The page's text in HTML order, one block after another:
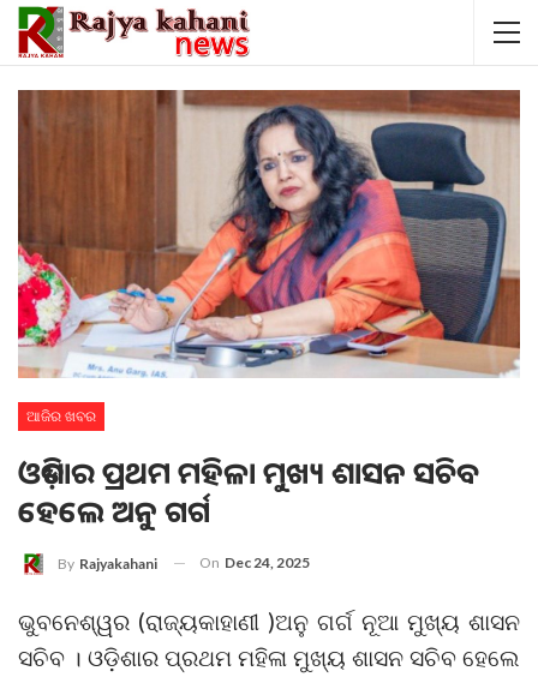
ଆଜିର ଖବର
ଓଡ଼ିଶାର ପ୍ରଥମ ମହିଳା ମୁଖ୍ୟ ଶାସନ ସଚିବ
ହେଲେ ଅନୁ ଗର୍ଗ
By Rajyakahani On Dec 24, 2025
ଭୁବନେଶ୍ୱର (ରାଜ୍ୟକାହାଣୀ )ଅନୁ ଗର୍ଗ ନୂଆ ମୁଖ୍ୟ ଶାସନ
ସଚିବ । ଓଡ଼ିଶାର ପ୍ରଥମ ମହିଳା ମୁଖ୍ୟ ଶାସନ ସଚିବ ହେଲେ